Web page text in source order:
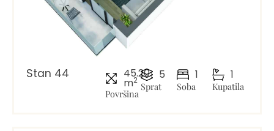
Stan 44 45.20
m2
Površina
5
Sprat
1
Soba
1
Kupatila